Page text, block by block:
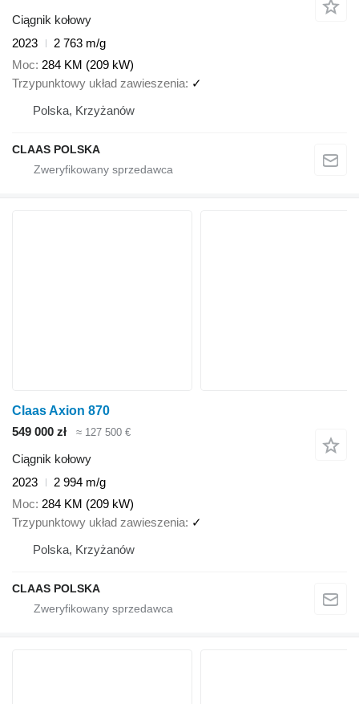
Ciągnik kołowy
2023
2 763 m/g
Moc 284 KM (209 kW)
Trzypunktowy układ zawieszenia ✓
Polska, Krzyżanów
CLAAS POLSKA
Claas Axion 870
549 000 zł
≈ 127 500 €
Ciągnik kołowy
2023
2 994 m/g
Moc 284 KM (209 kW)
Trzypunktowy układ zawieszenia ✓
Polska, Krzyżanów
CLAAS POLSKA